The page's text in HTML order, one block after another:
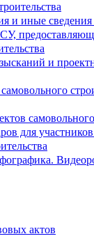
и иные сведения
и
для участников
актов